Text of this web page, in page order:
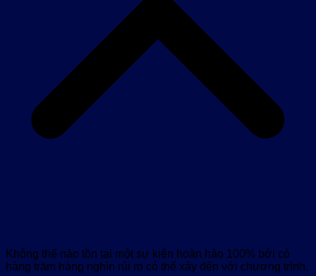
Không thể nào tồn tại một sự kiện hoàn hảo 100% bởi có
hàng trăm hàng nghìn rủi ro có thể xảy đến với chương trình.